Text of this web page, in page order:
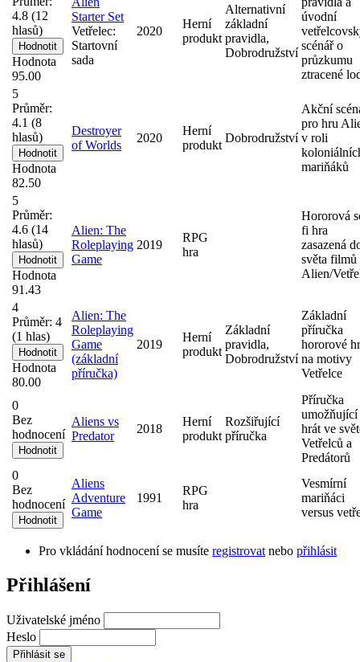
4.8 (12
hlasů)
Hodnota
95.00
Starter Set
Vetřelec:
Startovní
sada
2020
Herní
produkt
Alternativní
základní
pravidla,
Dobrodružství
úvodní
scénář o
průzkumu
ztracené
5
Průměr:
4.1 (8
hlasů)
Hodnota
82.50
Destroyer
of Worlds
2020
Herní
produkt
Dobrodružství
Akční
pro hru
v roli
mariňáků
5
Průměr:
4.6 (14
hlasů)
Hodnota
91.43
Alien: The
Roleplaying
Game
2019
RPG
hra
Hororová
fi hra
zasazená
světa filmů
Alien/
4
Průměr: 4
(1 hlas)
Hodnota
80.00
Alien: The
Roleplaying
Game
(základní
příručka)
2019
Herní
produkt
Základní
pravidla,
Dobrodružství
Základní
příručka
hororové
na motivy
Vetřelce
0
Bez
hodnocení
Aliens vs
Predator
2018
Herní
produkt
Rozšiřující
příručka
Příručka
umožňující
hrát ve
Vetřelců a
Predátorů
0
Bez
hodnocení
Aliens
Adventure
Game
1991
RPG
hra
Vesmírní
mariňáci
versus
Pro vkládání hodnocení se musíte registrovat nebo přihlásit
Přihlášení
Uživatelské jméno
Heslo